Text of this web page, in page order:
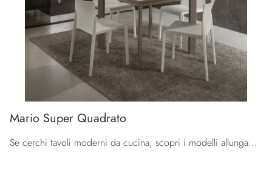
Mario Super Quadrato
Se cerchi tavoli moderni da cucina, scopri i modelli allungabili di La Primavera: clicca e scopri il modello Mario Super Quadrato in HPL.